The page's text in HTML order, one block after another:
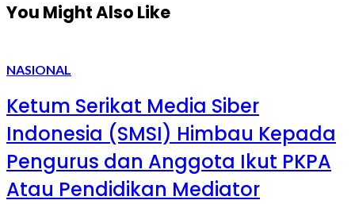
You Might Also Like
NASIONAL
Ketum Serikat Media Siber
Indonesia (SMSI) Himbau Kepada
Pengurus dan Anggota Ikut PKPA
Atau Pendidikan Mediator